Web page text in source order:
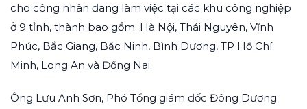
cho công nhân đang làm việc tại các khu công nghiệp
ở 9 tỉnh, thành bao gồm: Hà Nội, Thái Nguyên, Vĩnh
Phúc, Bắc Giang, Bắc Ninh, Bình Dương, TP Hồ Chí
Minh, Long An và Đồng Nai.
Ông Lưu Anh Sơn, Phó Tổng giám đốc Đông Dương